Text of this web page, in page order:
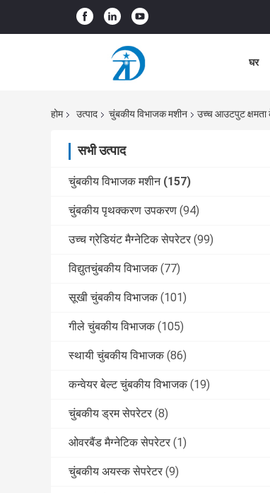
घर
होम उत्पाद चुंबकीय विभाजक मशीन उच्च आउटपुट क्षमता
सभी उत्पाद
चुंबकीय विभाजक मशीन (157)
चुंबकीय पृथक्करण उपकरण (94)
उच्च ग्रेडियंट मैग्नेटिक सेपरेटर (99)
विद्युतचुंबकीय विभाजक (77)
सूखी चुंबकीय विभाजक (101)
गीले चुंबकीय विभाजक (105)
स्थायी चुंबकीय विभाजक (86)
कन्वेयर बेल्ट चुंबकीय विभाजक (19)
चुंबकीय ड्रम सेपरेटर (8)
ओवरबैंड मैग्नेटिक सेपरेटर (1)
चुंबकीय अयस्क सेपरेटर (9)